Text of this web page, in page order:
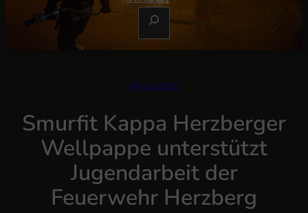
C
E
Aktuelles
Smurfit Kappa Herzberger
Wellpappe unterstützt
Jugendarbeit der
Feuerwehr Herzberg